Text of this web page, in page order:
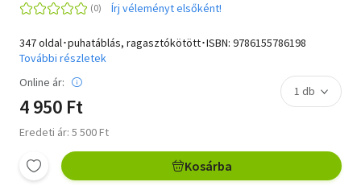
Írj véleményt elsőként!
347 oldal･puhatáblás, ragasztókötött･ISBN: 9786155786198
További részletek
Online ár:
4 950 Ft
Eredeti ár: 5 500 Ft
Kosárba